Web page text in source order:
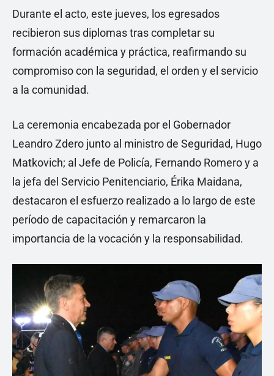
Durante el acto, este jueves, los egresados
recibieron sus diplomas tras completar su
formación académica y práctica, reafirmando su
compromiso con la seguridad, el orden y el servicio
a la comunidad.
La ceremonia encabezada por el Gobernador
Leandro Zdero junto al ministro de Seguridad, Hugo
Matkovich; al Jefe de Policía, Fernando Romero y a
la jefa del Servicio Penitenciario, Érika Maidana,
destacaron el esfuerzo realizado a lo largo de este
período de capacitación y remarcaron la
importancia de la vocación y la responsabilidad.